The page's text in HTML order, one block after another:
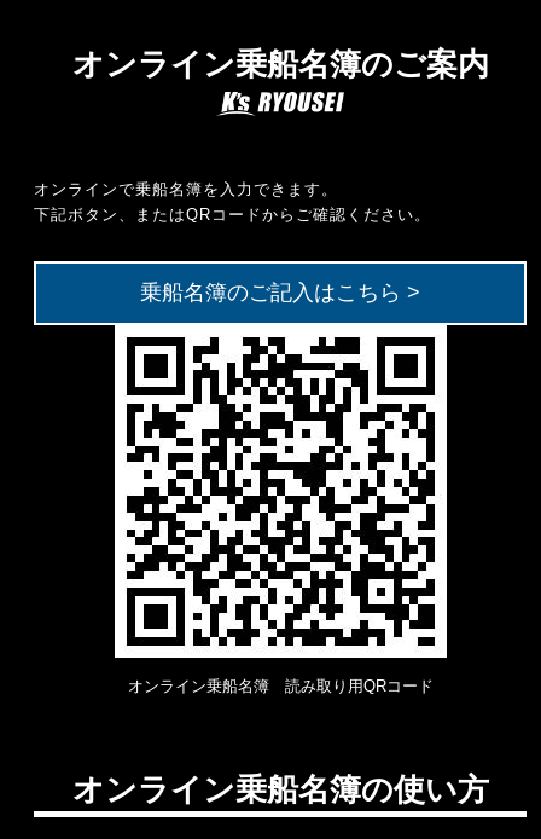
オンライン乗船名簿のご案内
オンライン乗船名簿 読み取り用QRコード
オンラインで乗船名簿を入力できます。
下記ボタン、またはQRコードからご確認ください。
乗船名簿のご記入はこちら >
オンライン乗船名簿の使い方